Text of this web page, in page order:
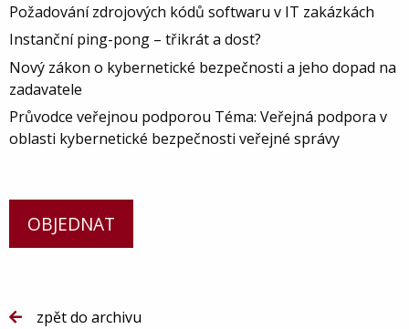
Požadování zdrojových kódů softwaru v IT zakázkách
Instanční ping-pong – třikrát a dost?
Nový zákon o kybernetické bezpečnosti a jeho dopad na
zadavatele
Průvodce veřejnou podporou Téma: Veřejná podpora v
oblasti kybernetické bezpečnosti veřejné správy
OBJEDNAT
zpět do archivu